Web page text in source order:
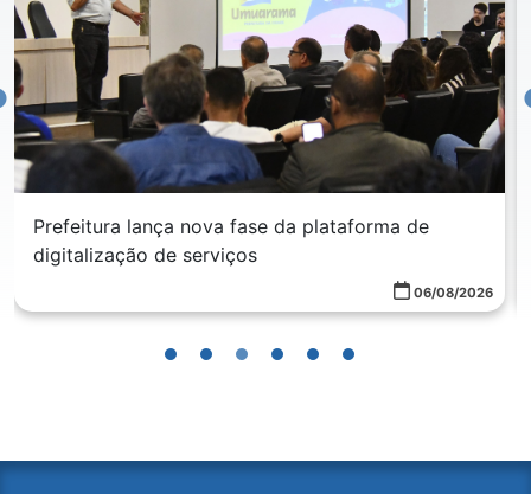
Preços da cesta básica continuam subindo; alta
em agosto foi de 3,68%
06/08/2026